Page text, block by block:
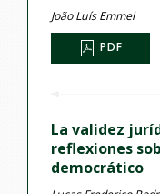
João Luís Emmel
PDF
La validez
reflexiones
democrático